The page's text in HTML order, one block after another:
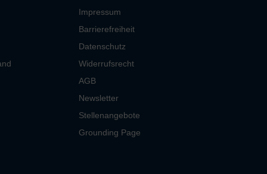
Impressum
Barrierefreiheit
Datenschutz
Widerrufsrecht
AGB
Newsletter
Stellenangebote
Grounding Page